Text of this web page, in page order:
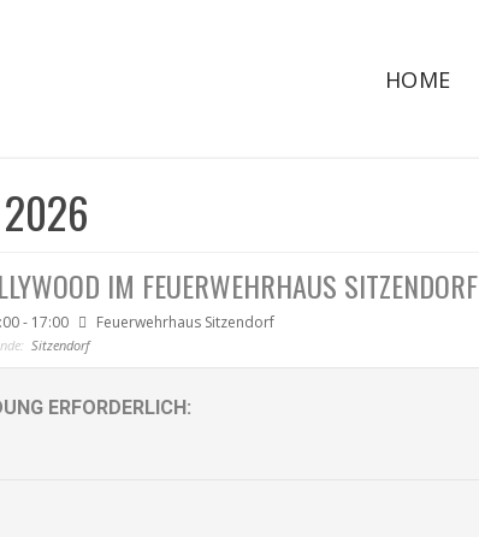
HOME
2026
IM FEUERWEHRHAUS SITZENDORF
- 17:00 Feuerwehrhaus Sitzendorf
Sitzendorf
ERFORDERLICH: